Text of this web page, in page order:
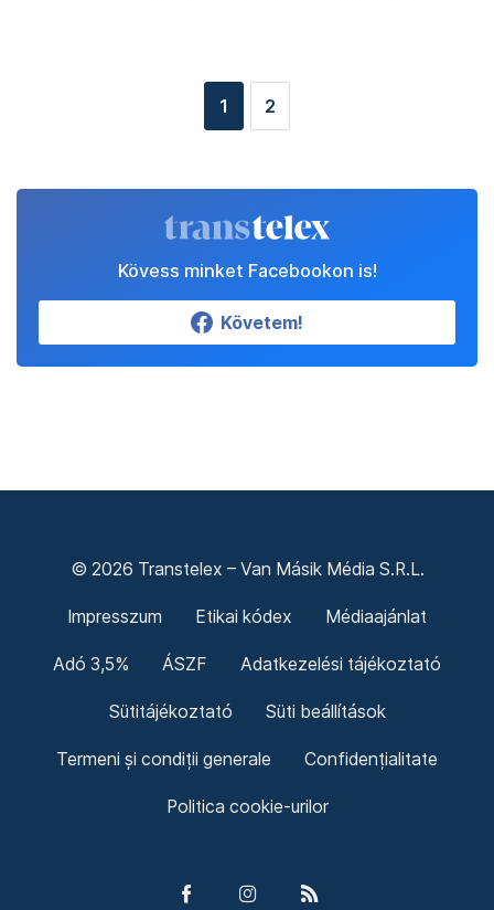
1 2
Kövess minket Facebookon is!
Követem!
© 2026 Transtelex – Van Másik Média S.R.L.
Impresszum Etikai kódex Médiaajánlat
Adó 3,5% ÁSZF Adatkezelési tájékoztató
Sütitájékoztató Süti beállítások
Termeni și condiții generale Confidențialitate
Politica cookie-urilor